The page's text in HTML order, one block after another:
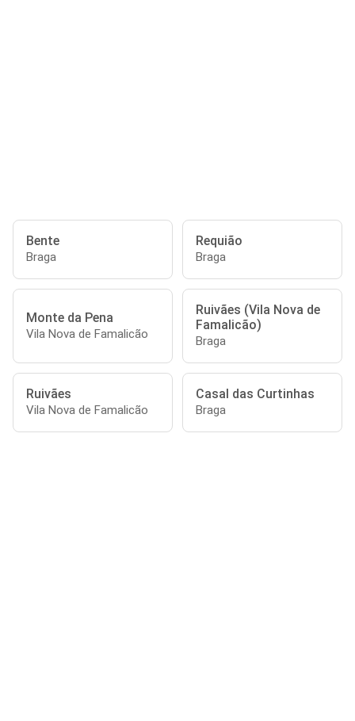
Bente
Braga
Requião
Braga
Monte da Pena
Vila Nova de Famalicão
Ruivães (Vila Nova de
Famalicão)
Braga
Ruivães
Vila Nova de Famalicão
Casal das Curtinhas
Braga